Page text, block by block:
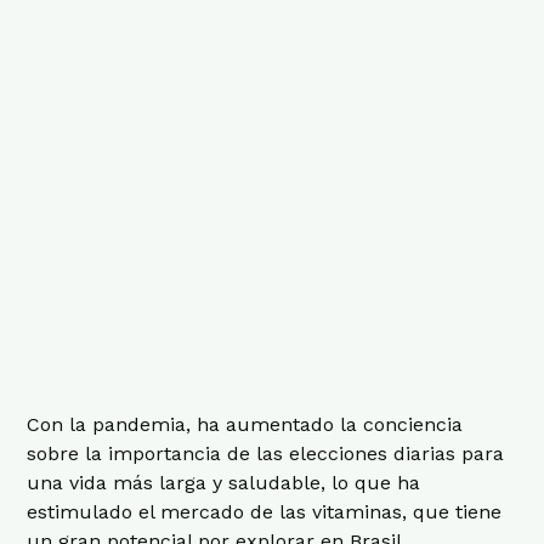
Con la pandemia, ha aumentado la conciencia
sobre la importancia de las elecciones diarias para
una vida más larga y saludable, lo que ha
estimulado el mercado de las vitaminas, que tiene